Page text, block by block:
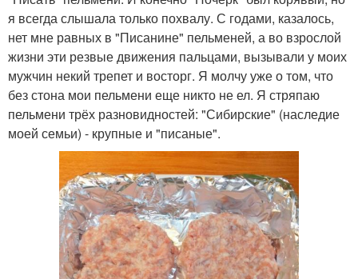
я всегда слышала только похвалу. С годами, казалось,
нет мне равных в "Писанине" пельменей, а во взрослой
жизни эти резвые движения пальцами, вызывали у моих
мужчин некий трепет и восторг. Я молчу уже о том, что
без стона мои пельмени еще никто не ел. Я стряпаю
пельмени трёх разновидностей: "Сибирские" (наследие
моей семьи) - крупные и "писаные".